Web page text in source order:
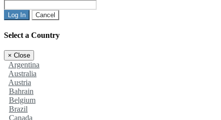
Log In Cancel
Select a Country
× Close
Argentina
Australia
Austria
Bahrain
Belgium
Brazil
Canada